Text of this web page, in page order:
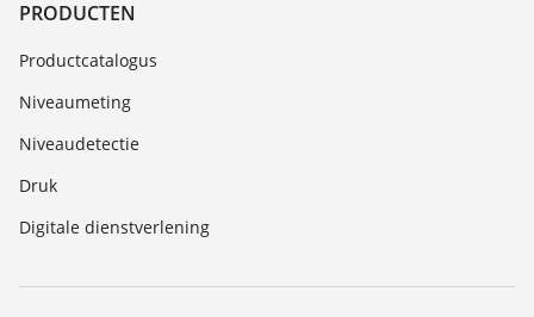
PRODUCTEN
Productcatalogus
Niveaumeting
Niveaudetectie
Druk
Digitale dienstverlening